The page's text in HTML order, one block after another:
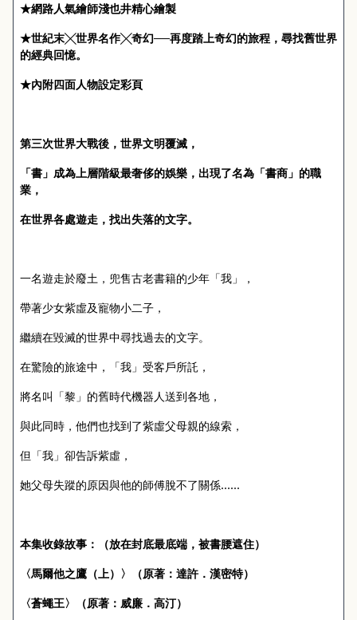
★網路人氣繪師淺也井精心繪製
★世紀末╳世界名作╳奇幻──再度踏上奇幻的旅程，尋找舊世界
的經典回憶。
★內附四面人物設定彩頁
第三次世界大戰後，世界文明覆滅，
「書」成為上層階級最奢侈的娛樂，出現了名為「書商」的職
業，
在世界各處遊走，找出失落的文字。
一名遊走於廢土，兜售古老書籍的少年「我」，
帶著少女紫虛及寵物小二子，
繼續在毀滅的世界中尋找過去的文字。
在驚險的旅途中，「我」受客戶所託，
將名叫「黎」的舊時代機器人送到各地，
與此同時，他們也找到了紫虛父母親的線索，
但「我」卻告訴紫虛，
她父母失蹤的原因與他的師傅脫不了關係……
本集收錄故事：（放在封底最底端，被書腰遮住）
〈馬爾他之鷹（上）〉（原著：達許．漢密特）
〈蒼蠅王〉（原著：威廉．高汀）